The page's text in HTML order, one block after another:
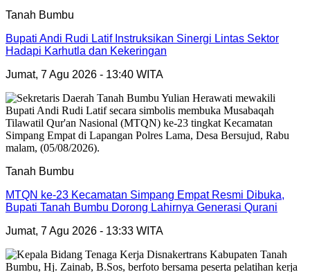
Tanah Bumbu
Bupati Andi Rudi Latif Instruksikan Sinergi Lintas Sektor
Hadapi Karhutla dan Kekeringan
Jumat, 7 Agu 2026 - 13:40 WITA
Tanah Bumbu
MTQN ke-23 Kecamatan Simpang Empat Resmi Dibuka,
Bupati Tanah Bumbu Dorong Lahirnya Generasi Qurani
Jumat, 7 Agu 2026 - 13:33 WITA